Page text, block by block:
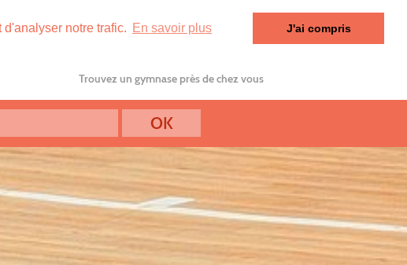
notre trafic. En savoir plus J'ai compris
Trouvez un gymnase près de chez vous